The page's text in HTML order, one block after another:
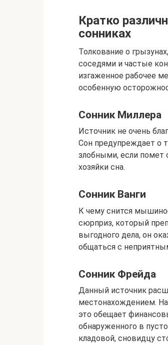
Кратко
сонниках
Толкование о
соседями и частые
изгаженное рабочее
особенную
Сонник Миллера
Источник не очень
Сон предупреждает о
злобными, если помет
хозяйки сна.
Сонник Ванги
К чему снится
сюрприз, который
выгодного дела, он
общаться с
Сонник Фрейда
Данный источник
местонахождением.
это обещает
обнаруженного в
кладовой, сновидцу